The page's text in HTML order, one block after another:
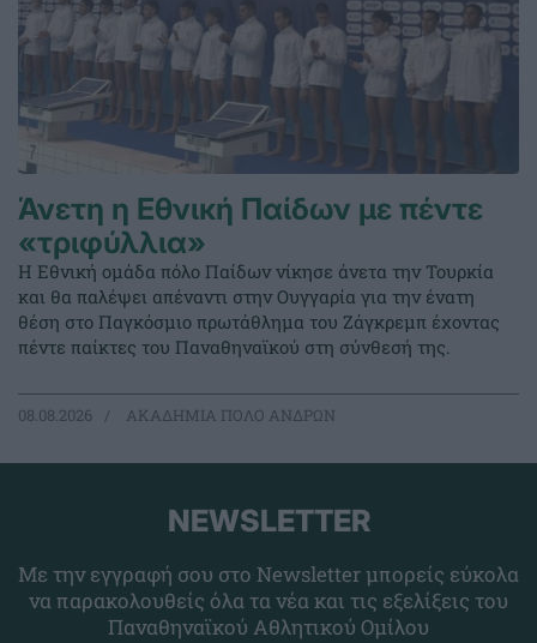
Άνετη η Εθνική Παίδων με πέντε
«τριφύλλια»
Η Εθνική ομάδα πόλο Παίδων νίκησε άνετα την Τουρκία
και θα παλέψει απέναντι στην Ουγγαρία για την ένατη
θέση στο Παγκόσμιο πρωτάθλημα του Ζάγκρεμπ έχοντας
πέντε παίκτες του Παναθηναϊκού στη σύνθεσή της.
08.08.2026 ΑΚΑΔΗΜΙΑ ΠΟΛΟ ΑΝΔΡΩΝ
NEWSLETTER
Με την εγγραφή σου στο Newsletter μπορείς εύκολα
να παρακολουθείς όλα τα νέα και τις εξελίξεις του
Παναθηναϊκού Αθλητικού Ομίλου